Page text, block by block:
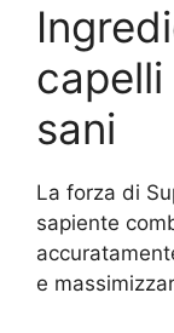
sani
La forza di
sapiente
e